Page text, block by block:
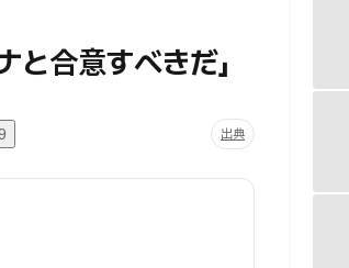
合意すべきだ」
出典